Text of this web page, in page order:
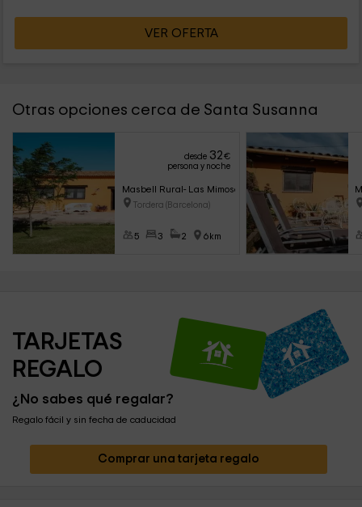
VER OFERTA
Otras opciones cerca de Santa Susanna
desde 32€
persona y noche
Masbell Rural- Las Mimosas
Tordera (Barcelona)
5 3 2 6km
TARJETAS
REGALO
¿No sabes qué regalar?
Regalo fácil y sin fecha de caducidad
Comprar una tarjeta regalo